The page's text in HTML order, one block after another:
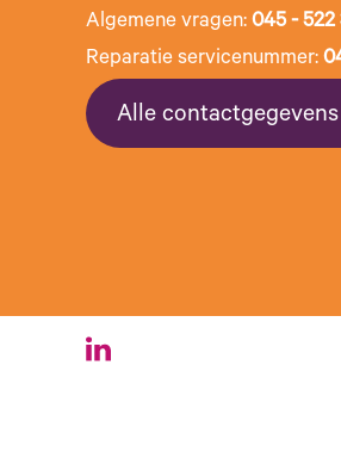
Algemene vragen: 045 - 522
Reparatie servicenummer:
Alle contactgegevens